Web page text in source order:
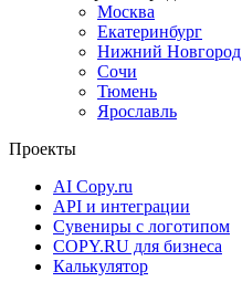
Москва
Екатеринбург
Нижний Новгород
Сочи
Тюмень
Ярославль
Проекты
AI Copy.ru
API и интеграции
Сувениры с логотипом
COPY.RU для бизнеса
Калькулятор